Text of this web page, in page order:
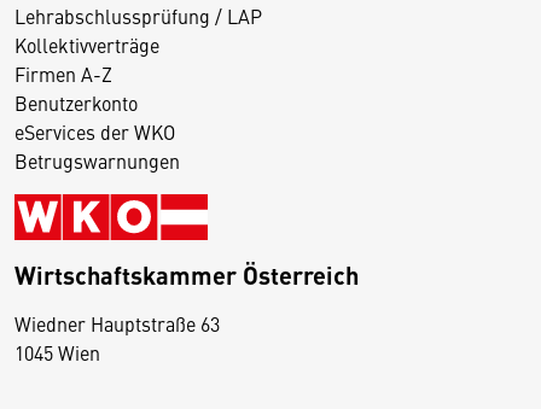
Lehrabschlussprüfung / LAP
Kollektivverträge
Firmen A-Z
Benutzerkonto
eServices der WKO
Betrugswarnungen
Wirtschaftskammer Österreich
Wiedner Hauptstraße 63
1045 Wien
D